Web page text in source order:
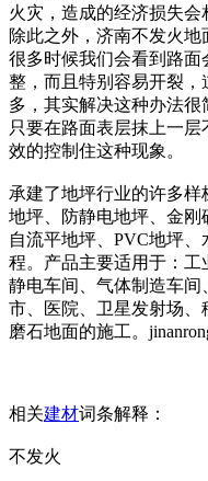
火灾，造成的经济损失会
除此之外，济南不发火地
很多时候我们会看到路
整，而且特别容易开裂
多，其实解决这种办法很
只要在路面表层抹上一
效的控制住这种现象。
承建了地坪行业的许多样
地坪、防静电地坪、金
自流平地坪、PVC地坪
程。产品主要适用于：工
静电车间、气体制造车间
市、医院、卫星发射场
磨石地面的施工。
相关建材词条解释：
不发火